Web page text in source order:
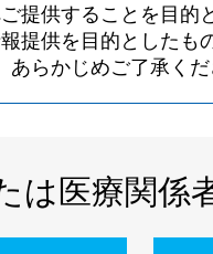
提供することを目的
提供を目的としたも
あらかじめご了承くだ
は医療関係